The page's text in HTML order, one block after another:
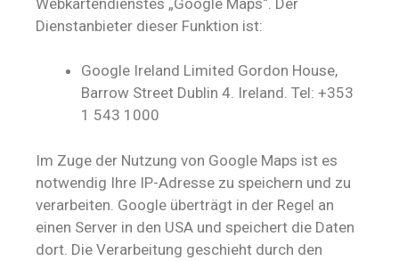
Dienstanbieter dieser Funktion ist:
Google Ireland Limited Gordon House,
Barrow Street Dublin 4. Ireland. Tel: +353
1 543 1000
Im Zuge der Nutzung von Google Maps ist es
notwendig Ihre IP-Adresse zu speichern und zu
verarbeiten. Google überträgt in der Regel an
einen Server in den USA und speichert die Daten
dort. Die Verarbeitung geschieht durch den